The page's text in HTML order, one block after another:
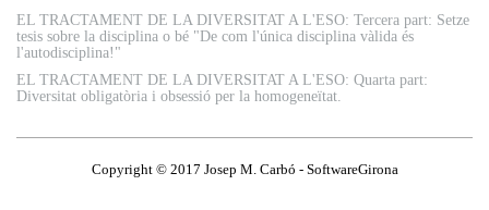
EL TRACTAMENT DE LA DIVERSITAT A L'ESO: Tercera part: Setze
tesis sobre la disciplina o bé "De com l'única disciplina vàlida és
l'autodisciplina!"
EL TRACTAMENT DE LA DIVERSITAT A L'ESO: Quarta part:
Diversitat obligatòria i obsessió per la homogeneïtat.
Copyright © 2017 Josep M. Carbó - SoftwareGirona